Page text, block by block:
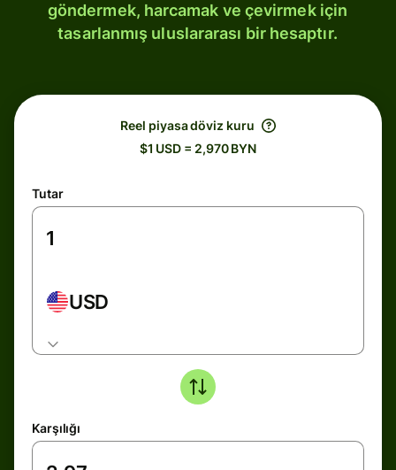
göndermek, harcamak ve çevirmek için
tasarlanmış uluslararası bir hesaptır.
Reel piyasa döviz kuru
$1 USD = 2,970 BYN
Tutar
USD
Karşılığı